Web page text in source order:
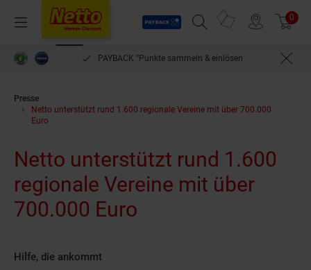
Menü
Payback
Suchfeld einblenden
Prospekte 0
PAYBACK °Punkte sammeln & einlösen
Presse
Netto unterstützt rund 1.600 regionale Vereine mit über 700.000
Euro
Netto unterstützt rund 1.600
regionale Vereine mit über
700.000 Euro
Hilfe, die ankommt